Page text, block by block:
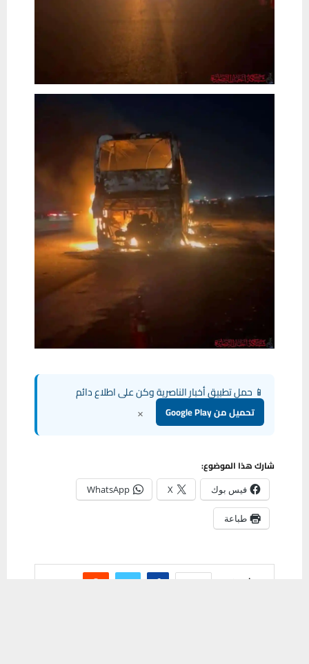
📱 حمل تطبيق أخبار الناصرية وكن على اطلاع دائم
تحميل من Google Play ×
شارك هذا الموضوع:
فيس بوك X
WhatsApp
طباعة
مشاركة